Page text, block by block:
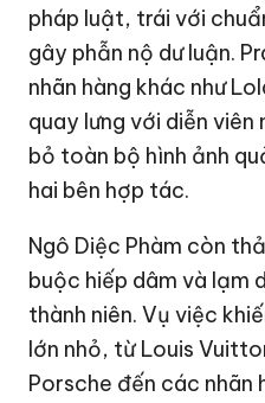
pháp luật, trái với
gây phẫn nộ dư luận.
nhãn hàng khác như
quay lưng với diễn viên
bỏ toàn bộ hình ảnh
hai bên hợp tác.
Ngô Diệc Phàm còn
buộc hiếp dâm và lạm
thành niên. Vụ việc
lớn nhỏ, từLouis
Porsche đến các nhãn